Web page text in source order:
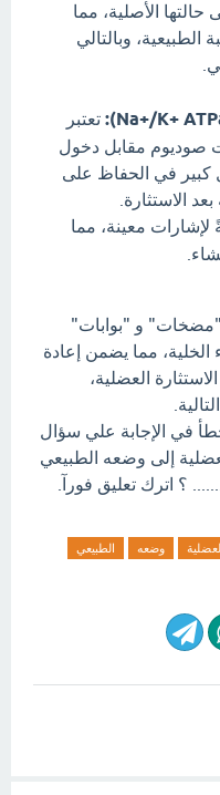
حالتها الأصلية، مما
الطبيعية، وبالتالي
تعتبر
حيث تخرج 3 أيونات صوديوم مقابل دخول
كبير في الحفاظ على
الاستثارة.
لإشارات معينة، مما
"مضخات" و "بوابات"
مما يضمن إعادة
العضلية،
في الإجابة علي سؤال
إلى وضعه الطبيعي
؟ اترك تعليق فورآ.
وضعه
الطبيعي